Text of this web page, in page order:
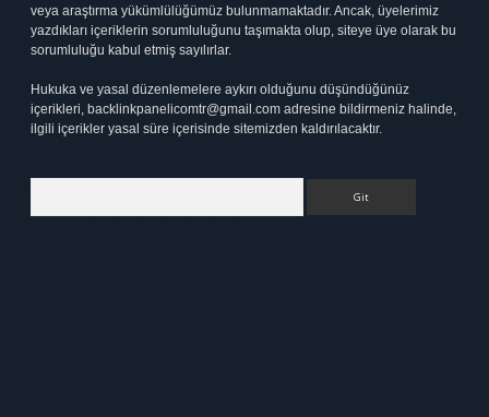
veya araştırma yükümlülüğümüz bulunmamaktadır. Ancak, üyelerimiz
yazdıkları içeriklerin sorumluluğunu taşımakta olup, siteye üye olarak bu
sorumluluğu kabul etmiş sayılırlar.
Hukuka ve yasal düzenlemelere aykırı olduğunu düşündüğünüz
içerikleri, backlinkpanelicomtr@gmail.com adresine bildirmeniz halinde,
ilgili içerikler yasal süre içerisinde sitemizden kaldırılacaktır.